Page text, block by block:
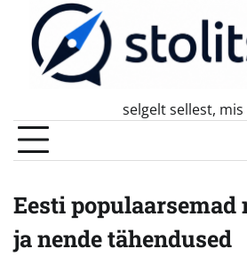
content
selgelt sellest,
Eesti populaarsemad
ja nende tähendused